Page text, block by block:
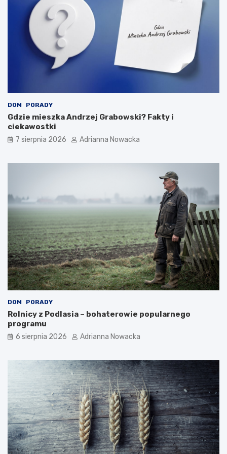
DOM PORADY
Gdzie mieszka Andrzej Grabowski? Fakty i
ciekawostki
7 sierpnia 2026 Adrianna Nowacka
DOM PORADY
Rolnicy z Podlasia – bohaterowie popularnego
programu
6 sierpnia 2026 Adrianna Nowacka